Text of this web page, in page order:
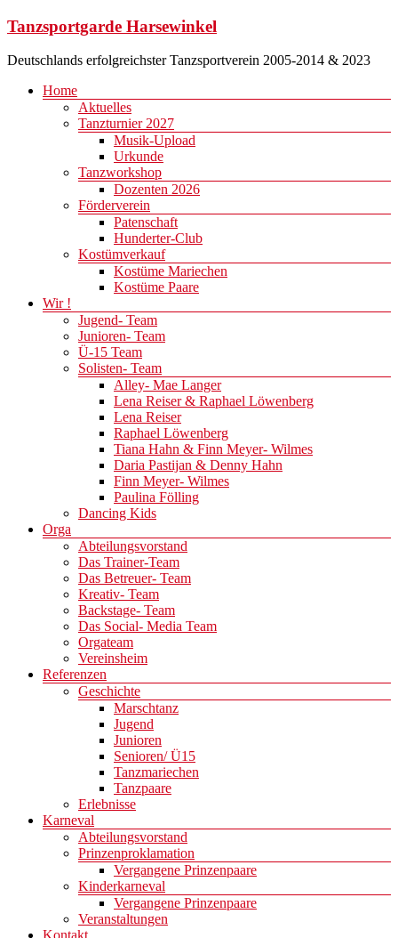
Zum
springen
Tanzsportgarde Harsewinkel
Deutschlands erfolgreichster Tanzsportverein 2005-2014 & 2023
Menü
Home
Aktuelles
Tanzturnier 2027
Musik-Upload
Urkunde
Tanzworkshop
Dozenten 2026
Förderverein
Patenschaft
Hunderter-Club
Kostümverkauf
Kostüme Mariechen
Kostüme Paare
Wir !
Jugend- Team
Junioren- Team
Ü-15 Team
Solisten- Team
Alley- Mae Langer
Lena Reiser & Raphael Löwenberg
Lena Reiser
Raphael Löwenberg
Tiana Hahn & Finn Meyer- Wilmes
Daria Pastijan & Denny Hahn
Finn Meyer- Wilmes
Paulina Fölling
Dancing Kids
Orga
Abteilungsvorstand
Das Trainer-Team
Das Betreuer- Team
Kreativ- Team
Backstage- Team
Das Social- Media Team
Orgateam
Vereinsheim
Referenzen
Geschichte
Marschtanz
Jugend
Junioren
Senioren/ Ü15
Tanzmariechen
Tanzpaare
Erlebnisse
Karneval
Abteilungsvorstand
Prinzenproklamation
Vergangene Prinzenpaare
Kinderkarneval
Vergangene Prinzenpaare
Veranstaltungen